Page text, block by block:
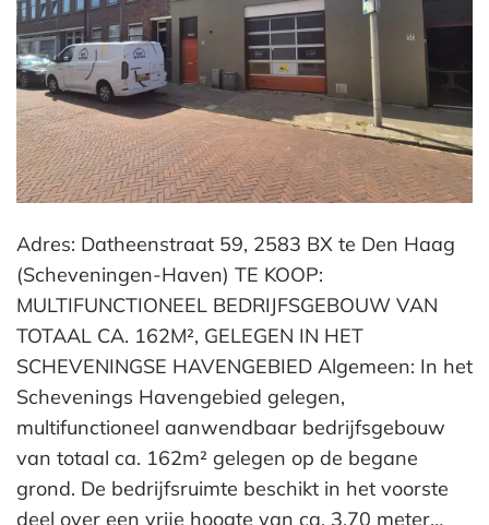
Adres: Datheenstraat 59, 2583 BX te Den Haag
(Scheveningen-Haven) TE KOOP:
MULTIFUNCTIONEEL BEDRIJFSGEBOUW VAN
TOTAAL CA. 162M², GELEGEN IN HET
SCHEVENINGSE HAVENGEBIED Algemeen: In het
Schevenings Havengebied gelegen,
multifunctioneel aanwendbaar bedrijfsgebouw
van totaal ca. 162m² gelegen op de begane
grond. De bedrijfsruimte beschikt in het voorste
deel over een vrije hoogte van ca. 3.70 meter…